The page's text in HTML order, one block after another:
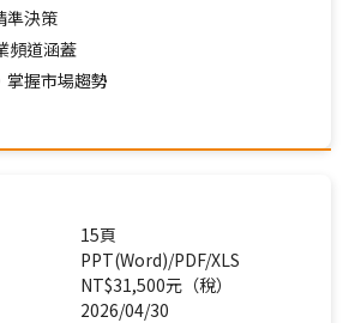
準決策
頻道涵蓋
掌握市場趨勢
15頁
PPT(Word)/PDF/XLS
NT$31,500元（稅）
2026/04/30